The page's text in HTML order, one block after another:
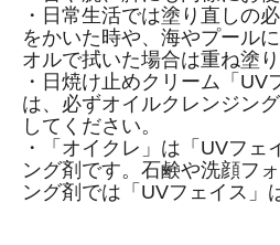
・日常生活では塗り直しの
をかいた時や、海やプール
オルで拭いた場合は重ね塗
・日焼け止めクリーム「UV
は、必ずオイルクレンジン
してください。
・「オイクレ」は「UVフェ
ング剤です。石鹸や洗顔フ
ング剤では「UVフェイス」